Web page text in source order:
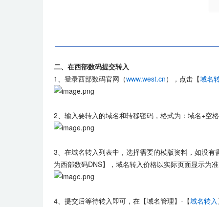
二、在西部数码提交转入
1、登录西部数码官网（www.west.cn），点击【域名
2、输入要转入的域名和转移密码，格式为：域名+空
3、在域名转入列表中，选择需要的模版资料，如没
为西部数码DNS】，域名转入价格以实际页面显示为
4、提交后等待转入即可，在【域名管理】-【域名转入